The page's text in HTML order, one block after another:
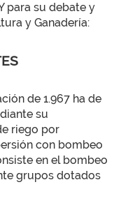
para su debate y
y Ganadería:
de 1.967 ha de
su
riego por
con bombeo
en el bombeo
grupos dotados